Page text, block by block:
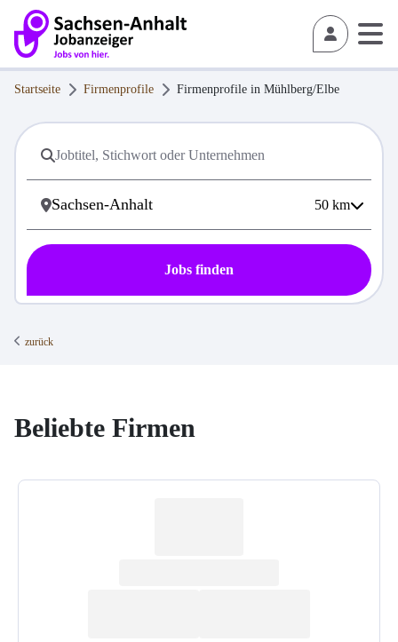
Startseite Firmenprofile Firmenprofile in Mühlberg/Elbe
50 km
Jobs finden
zurück
Beliebte Firmen